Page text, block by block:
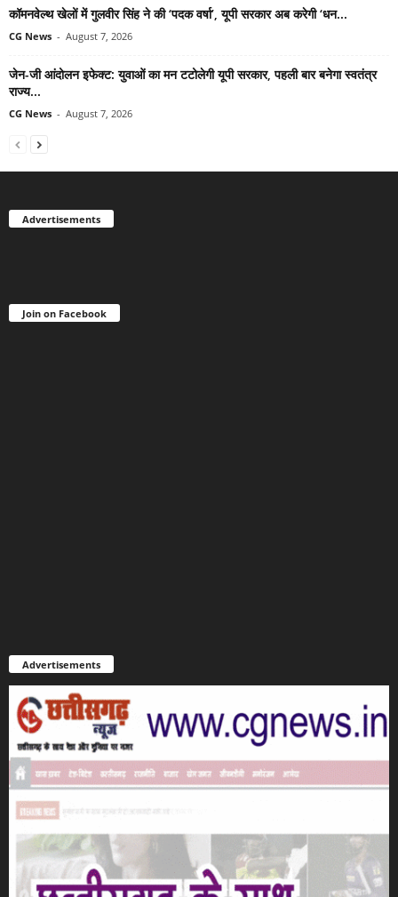
कॉमनवेल्थ खेलों में गुलवीर सिंह ने की ‘पदक वर्षा’, यूपी सरकार अब करेगी ‘धन...
CG News - August 7, 2026
जेन-जी आंदोलन इफेक्ट: युवाओं का मन टटोलेगी यूपी सरकार, पहली बार बनेगा स्वतंत्र
राज्य...
CG News - August 7, 2026
Advertisements
Join on Facebook
Advertisements